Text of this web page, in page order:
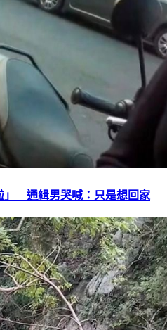
」 通緝男哭喊：只是想回家